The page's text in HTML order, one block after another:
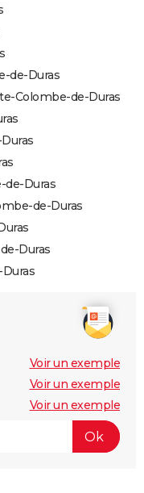
de-Duras
Colombe-de-Duras
de-Duras
de-Duras
Duras
Voir un exemple
Voir un exemple
Voir un exemple